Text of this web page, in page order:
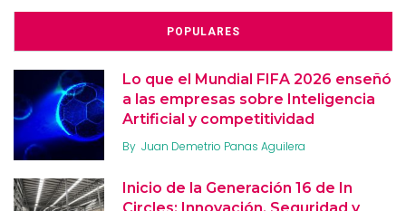
POPULARES
Lo que el Mundial FIFA 2026 enseñó
a las empresas sobre Inteligencia
Artificial y competitividad
By Juan Demetrio Panas Aguilera
Inicio de la Generación 16 de In